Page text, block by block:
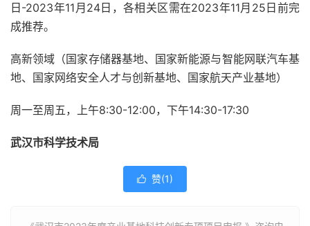
日-2023年11月24日，各相关区需在2023年11月25日前完
成推荐。
高新领域（国家存储器基地、国家新能源与智能网联汽车基
地、国家网络安全人才与创新基地、国家航天产业基地）
周一至周五，上午8:30-12:00，下午14:30-17:30
武汉市科学技术局
 赞(1)